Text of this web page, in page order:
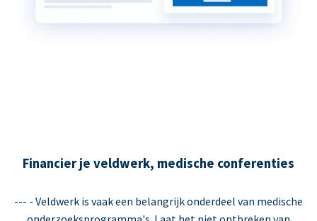
Financier je veldwerk, medische conferenties
--- - Veldwerk is vaak een belangrijk onderdeel van medische